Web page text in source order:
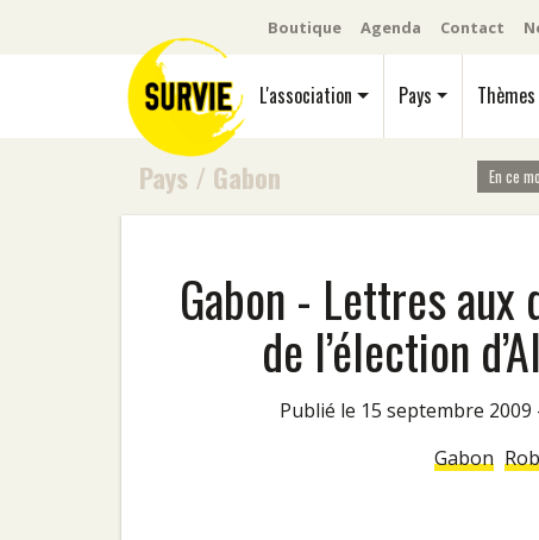
Boutique Agenda Contact
L'association Pays Thèmes
Pays / Gabon En ce
Gabon - Lettres
de l’élection
Publié le 15 septembre 2009
Gabon